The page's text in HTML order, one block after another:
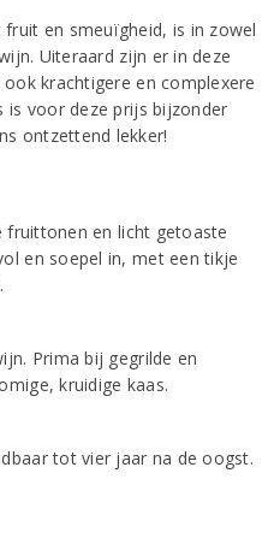
en smeuïgheid, is in zowel
Uiteraard zijn er in deze
krachtigere en complexere
is voor deze prijs bijzonder
ontzettend lekker!
en licht getoaste
en soepel in, met een tikje
Prima bij gegrilde en
kruidige kaas.
tot vier jaar na de oogst.